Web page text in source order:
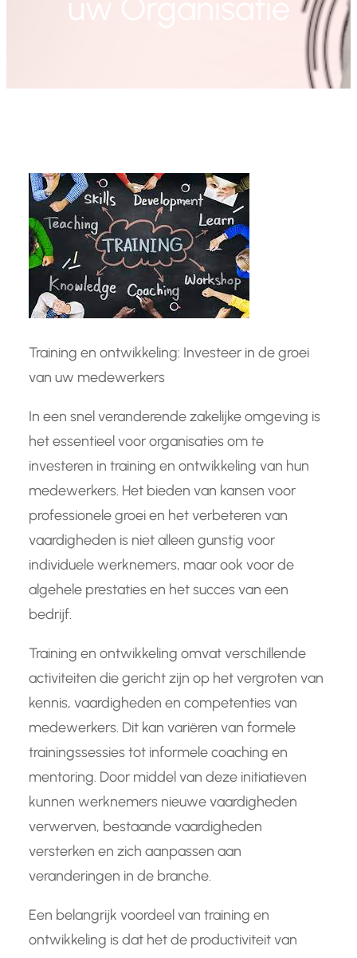
Training en ontwikkeling: Investeer in de groei
van uw medewerkers
In een snel veranderende zakelijke omgeving is
het essentieel voor organisaties om te
investeren in training en ontwikkeling van hun
medewerkers. Het bieden van kansen voor
professionele groei en het verbeteren van
vaardigheden is niet alleen gunstig voor
individuele werknemers, maar ook voor de
algehele prestaties en het succes van een
bedrijf.
Training en ontwikkeling omvat verschillende
activiteiten die gericht zijn op het vergroten van
kennis, vaardigheden en competenties van
medewerkers. Dit kan variëren van formele
trainingssessies tot informele coaching en
mentoring. Door middel van deze initiatieven
kunnen werknemers nieuwe vaardigheden
verwerven, bestaande vaardigheden
versterken en zich aanpassen aan
veranderingen in de branche.
Een belangrijk voordeel van training en
ontwikkeling is dat het de productiviteit van